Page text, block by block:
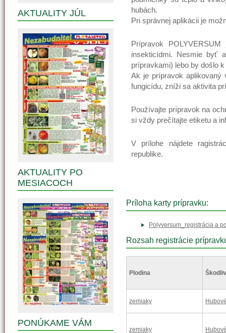
hubách.
Pri správnej aplikácii je
Prípravok
insekticídmi. Nesmie byť
prípravkami) lebo by došlo
Ak je prípravok
fungicídu, zníži sa aktivita
Používajte prípravok na
si vždy prečítajte etiketu a
V prílohe nájdete
republike.
Príloha karty prípravku:
Polyversum_registrácia a
Rozsah registrácie
Plodina
zemiaky
zemiaky
AKTUALITY JÚL
AKTUALITY PO
MESIACOCH
PONÚKAME VÁM